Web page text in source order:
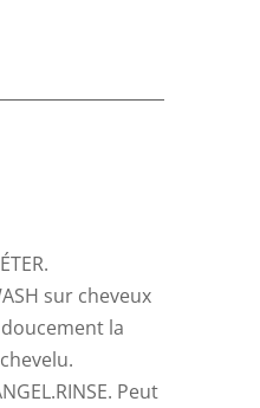
sur cheveux
la
. Peut